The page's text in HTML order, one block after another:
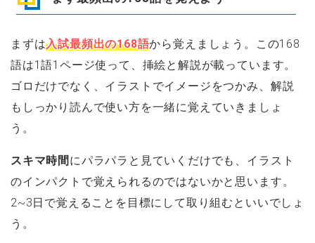
まずは入試最頻出の168語から覚えましょう。この168
語は1語1ページ使って、挿絵と解説が載っています。
ゴロだけでなく、イラストでイメージをつかみ、解説
もしっかり読んで使い方を一緒に覚えていきましょ
う。
スキマ時間 にパラパラと見ていくだけでも、イラスト
のインパクトで覚えられるのではないかと思います。
2~3日で覚えることを目標にして取り組むといいでしょ
う。